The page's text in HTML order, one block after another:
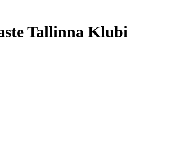
Tallinna Klubi